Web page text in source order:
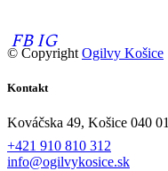
FBIG
© Copyright Ogilvy Košice
Kontakt
Kováčska 49, Košice 040 01
+421 910 810 312
info@ogilvykosice.sk